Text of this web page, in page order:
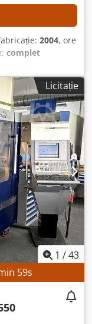
2004, ore
complet
axei Y:550 mm,
(max.):
42.000 rot/min,
40, Fără preț
ofertă!
a prelua
TEHNICE
Cursă axă Z: 450
pe axele X, Y și
X, Y și Z: 15 m/s²
230-2: 0,005
de lucru
mm Număr de
H12 Capacitate de
piesă de
axului și masă:
3.000 - 42.000
Număr de locuri
Tip de
CNC:
Licitație
1 /43
57s